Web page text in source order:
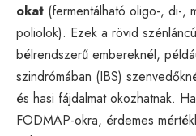
okat (fermentálható oligo-, di-,
poliolok). Ezek a rövid
bélrendszerű embereknél,
szindrómában (IBS)
és hasi fájdalmat okozhatnak.
FODMAP-okra, érdemes